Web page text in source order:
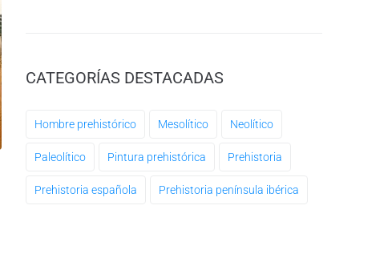
CATEGORÍAS DESTACADAS
Hombre prehistórico Mesolítico Neolítico
Paleolítico Pintura prehistórica Prehistoria
Prehistoria española Prehistoria península ibérica